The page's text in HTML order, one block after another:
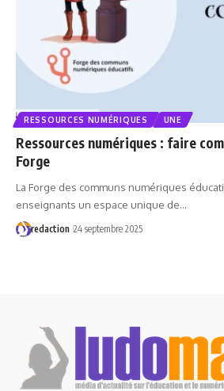
RESSOURCES NUMÉRIQUES UNE
Ressources numériques : faire
Forge
La Forge des communs numériques
enseignants un espace unique de…
redaction 24 septembre 2025